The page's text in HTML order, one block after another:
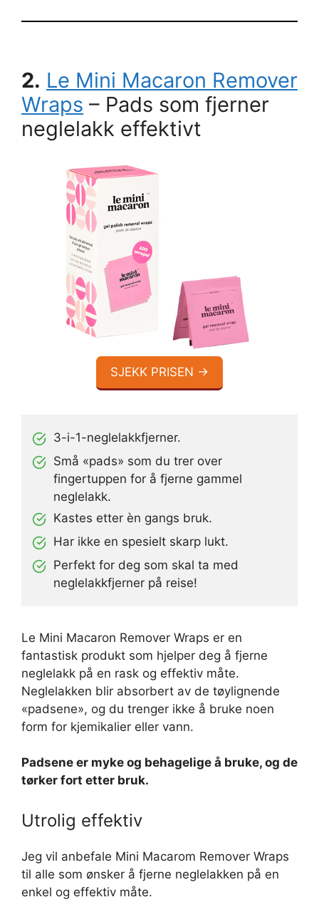
2. Le Mini Macaron Remover
Wraps – Pads som fjerner
neglelakk effektivt
SJEKK PRISEN →
3-i-1-neglelakkfjerner.
Små «pads» som du trer over
fingertuppen for å fjerne gammel
neglelakk.
Kastes etter èn gangs bruk.
Har ikke en spesielt skarp lukt.
Perfekt for deg som skal ta med
neglelakkfjerner på reise!
Le Mini Macaron Remover Wraps er en
fantastisk produkt som hjelper deg å fjerne
neglelakk på en rask og effektiv måte.
Neglelakken blir absorbert av de tøylignende
«padsene», og du trenger ikke å bruke noen
form for kjemikalier eller vann.
Padsene er myke og behagelige å bruke, og de
tørker fort etter bruk.
Utrolig effektiv
Jeg vil anbefale Mini Macarom Remover Wraps
til alle som ønsker å fjerne neglelakken på en
enkel og effektiv måte.